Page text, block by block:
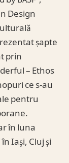
Design
șapte
prin
– Ethos
ce s-au
pentru
în luna
Iași, Cluj și